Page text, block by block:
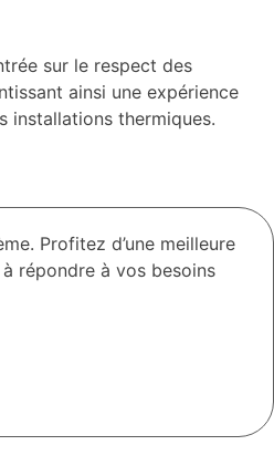
sur le respect des
ainsi une expérience
installations thermiques.
Profitez d’une meilleure
répondre à vos besoins